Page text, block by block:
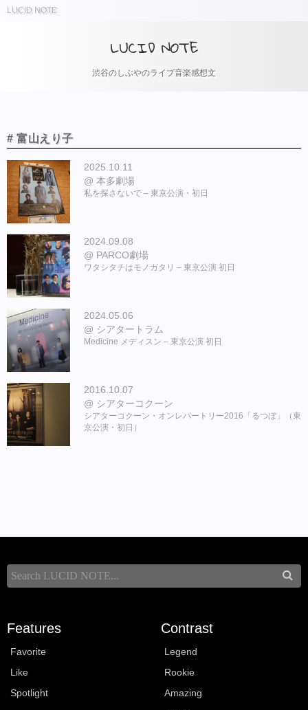
LUCID NOTE
LUCID NOTE
渋谷のしぶやのライブ音楽感想文
# 富山えり子
2025.10.11
本多劇場
私を探さないで – 東京公演・初日
2024.09.08
PARCO劇場
ワタシタチはモノガタリ – 東京公演 初日
2024.05.06
シアタートラム
Medicine メディスン – 東京公演 初日
2016.10.07
シアターコクーン
シアターコクーン・オンレパートリー2016「るつぼ」（東
京公演・初日）
Features
Favorite
Like
Spotlight
Contrast
Legend
Rookie
Amazing